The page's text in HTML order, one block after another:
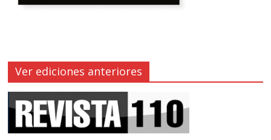
Ver ediciones anteriores